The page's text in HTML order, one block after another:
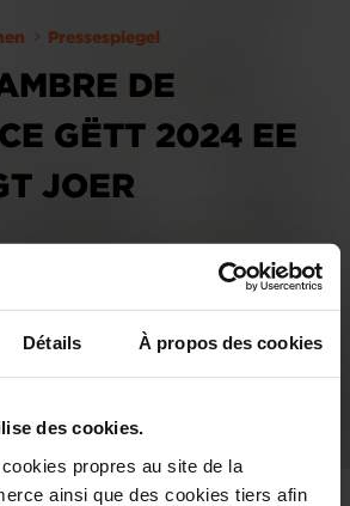
Détails À propos des cookies
des cookies.
propres au site de la
ainsi que des cookies tiers afin
Pressespiegel
DE
GËTT 2024 EE
JOER